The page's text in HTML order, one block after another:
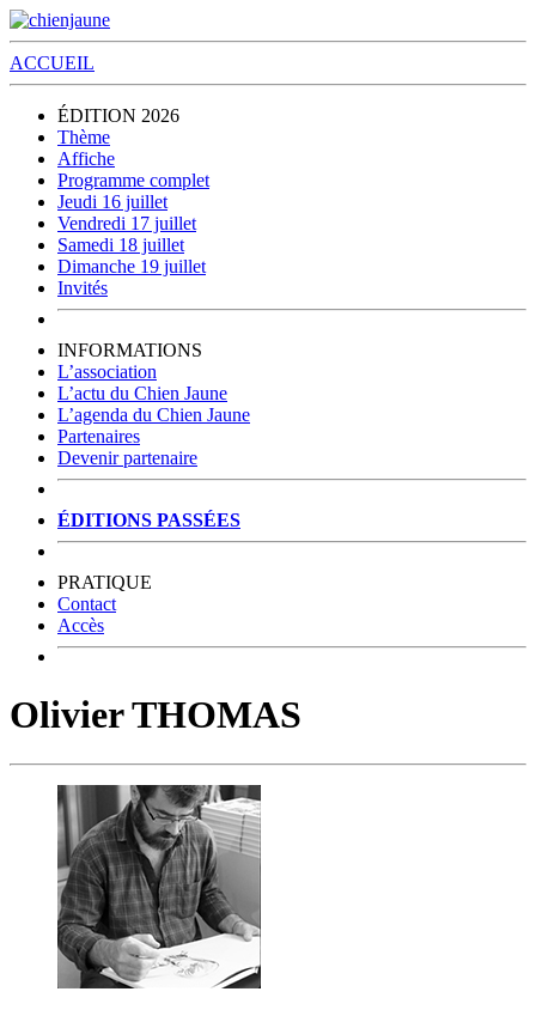
ACCUEIL
ÉDITION 2026
Thème
Affiche
Programme complet
Jeudi 16 juillet
Vendredi 17 juillet
Samedi 18 juillet
Dimanche 19 juillet
Invités
INFORMATIONS
L’association
L’actu du Chien Jaune
L’agenda du Chien Jaune
Partenaires
Devenir partenaire
ÉDITIONS PASSÉES
PRATIQUE
Contact
Accès
Olivier THOMAS